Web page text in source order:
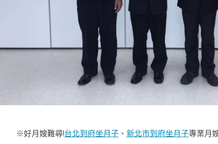
※好月嫂難尋!台北到府坐月子、 新北市到府坐月子專業月